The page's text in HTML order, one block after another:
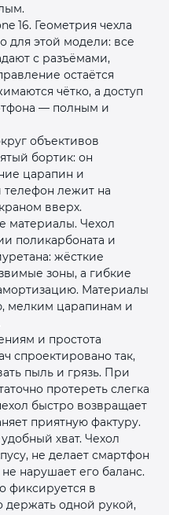
16. Геометрия чехла
для этой модели: все
с разъёмами,
остаётся
чётко, а доступ
— полным и
объективов
бортик: он
царапин и
телефон лежит на
вверх.
материалы. Чехол
поликарбоната и
жёсткие
зоны, а гибкие
Материалы
мелким царапинам и
и простота
спроектировано так,
пыль и грязь. При
протереть слегка
быстро возвращает
приятную фактуру.
хват. Чехол
не делает смартфон
нарушает его баланс.
фиксируется в
держать одной рукой,